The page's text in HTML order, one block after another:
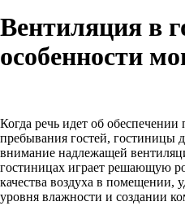
Вентиляция в
особенности
Когда речь идет об обеспечении
пребывания гостей, гостиницы
внимание надлежащей
гостиницах играет решающую
качества воздуха в помещении,
уровня влажности и создании